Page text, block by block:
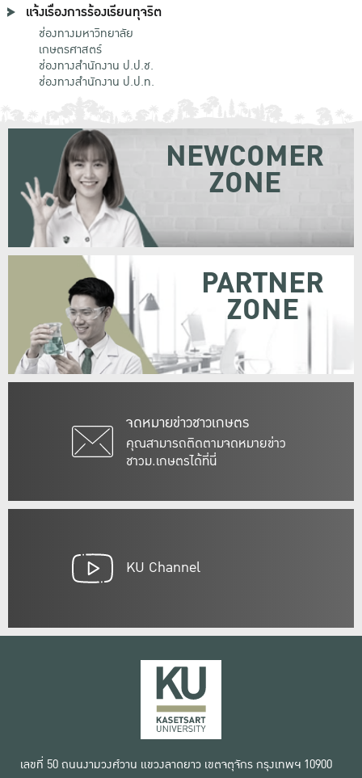
แจ้งเรื่องการร้องเรียนทุจริต
ช่องทางมหาวิทยาลัย
เกษตรศาสตร์
ช่องทางสำนักงาน ป.ป.ช.
ช่องทางสำนักงาน ป.ป.ท.
จดหมายข่าวชาวเกษตร
คุณสามารถติดตามจดหมายข่าว
ชาวม.เกษตรได้ที่นี่
NEWCOMER
ZONE
PARTNER
ZONE
KU Channel
เลขที่ 50 ถนนงามวงศ์วาน แขวงลาดยาว เขตจตุจักร กรุงเทพฯ 10900